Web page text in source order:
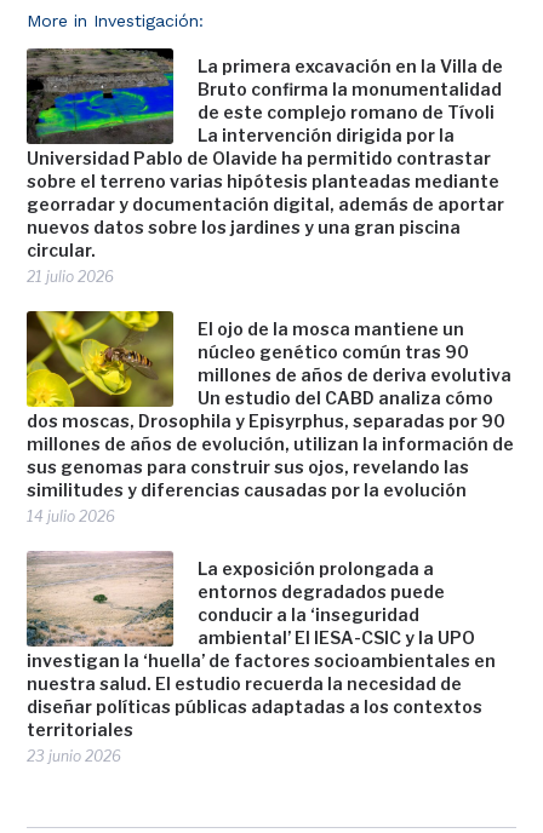
More in Investigación:
La primera excavación en la Villa de
Bruto confirma la monumentalidad
de este complejo romano de Tívoli
La intervención dirigida por la
Universidad Pablo de Olavide ha permitido contrastar
sobre el terreno varias hipótesis planteadas mediante
georradar y documentación digital, además de aportar
nuevos datos sobre los jardines y una gran piscina
circular.
21 julio 2026
El ojo de la mosca mantiene un
núcleo genético común tras 90
millones de años de deriva evolutiva
Un estudio del CABD analiza cómo
dos moscas, Drosophila y Episyrphus, separadas por 90
millones de años de evolución, utilizan la información de
sus genomas para construir sus ojos, revelando las
similitudes y diferencias causadas por la evolución
14 julio 2026
La exposición prolongada a
entornos degradados puede
conducir a la ‘inseguridad
ambiental’ El IESA-CSIC y la UPO
investigan la ‘huella’ de factores socioambientales en
nuestra salud. El estudio recuerda la necesidad de
diseñar políticas públicas adaptadas a los contextos
territoriales
23 junio 2026